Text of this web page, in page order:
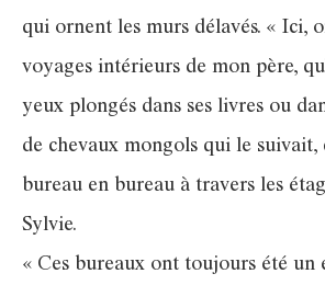
qui ornent les murs délavés. « Ici,
voyages intérieurs de mon père,
yeux plongés dans ses livres ou
de chevaux mongols qui le suivait,
bureau en bureau à travers les
Sylvie.
« Ces bureaux ont toujours été un